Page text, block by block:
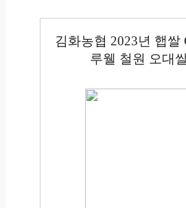
김화농협 2023년 햅쌀
루웰 철원 오대